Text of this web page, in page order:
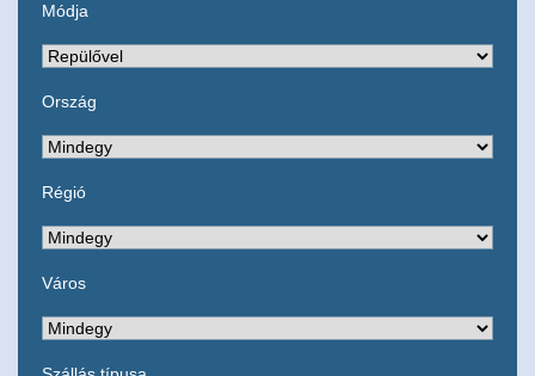
Módja
Ország
Régió
Város